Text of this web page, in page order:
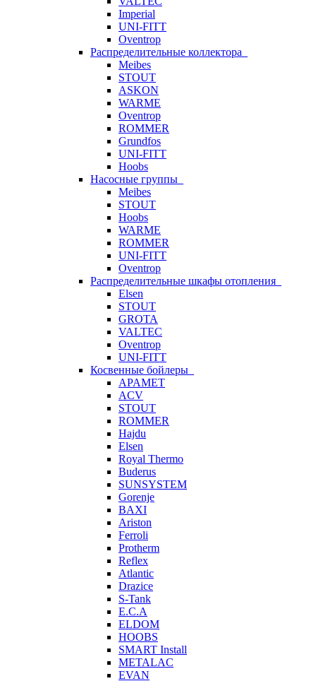
Imperial
UNI-FITT
Oventrop
Распределительные коллектора
Meibes
STOUT
ASKON
WARME
Oventrop
ROMMER
Grundfos
UNI-FITT
Hoobs
Насосные группы
Meibes
STOUT
Hoobs
WARME
ROMMER
UNI-FITT
Oventrop
Распределительные шкафы отопления
Elsen
STOUT
GROTA
VALTEC
Oventrop
UNI-FITT
Косвенные бойлеры
APAMET
ACV
STOUT
ROMMER
Hajdu
Elsen
Royal Thermo
Buderus
SUNSYSTEM
Gorenje
BAXI
Ariston
Ferroli
Protherm
Reflex
Atlantic
Drazice
S-Tank
E.C.A
ELDOM
HOOBS
SMART Install
METALAC
EVAN